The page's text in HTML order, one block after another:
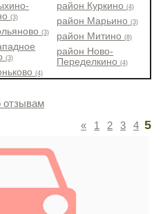
(3)
(3)
(3)
(4)
район Куркино(4)
район Марьино(3)
район Митино(8)
район Ново-
Переделкино(4)
отзывам
«
1 2 3 4 5